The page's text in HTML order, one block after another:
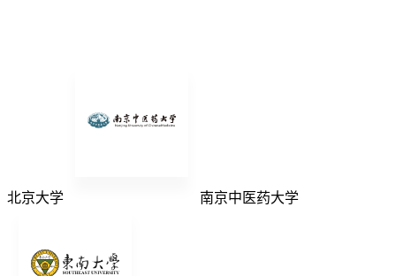
北京大学 南京中医药大学